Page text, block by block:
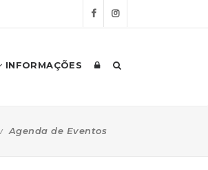
INFORMAÇÕES
Agenda de Eventos